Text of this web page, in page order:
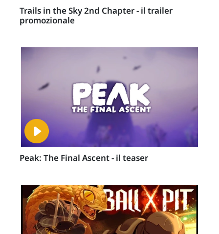
Trails in the Sky 2nd Chapter - il trailer
promozionale
Peak: The Final Ascent - il teaser